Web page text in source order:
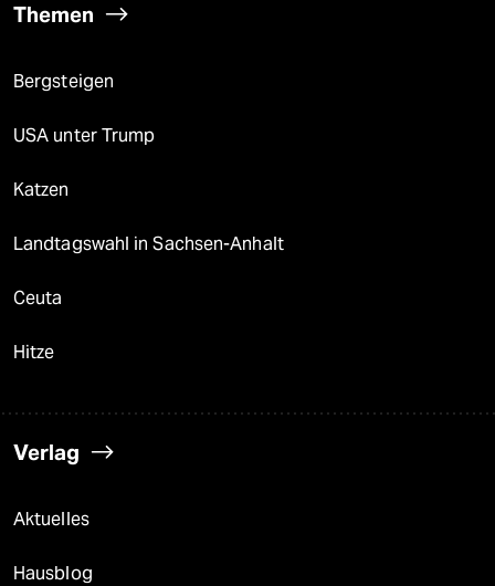
Themen
Bergsteigen
USA unter Trump
Katzen
Landtagswahl in Sachsen-Anhalt
Ceuta
Hitze
Verlag
Aktuelles
Hausblog